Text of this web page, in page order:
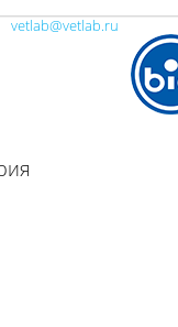
vetlab@vetlab.ru